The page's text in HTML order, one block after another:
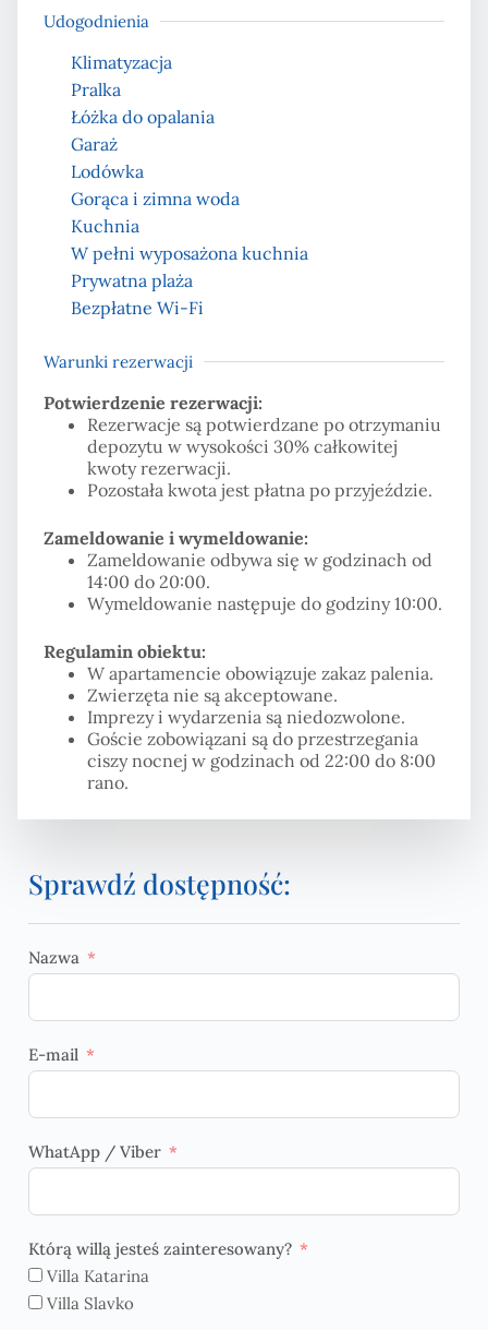
Udogodnienia
Klimatyzacja
Pralka
Łóżka do opalania
Garaż
Lodówka
Gorąca i zimna woda
Kuchnia
W pełni wyposażona kuchnia
Prywatna plaża
Bezpłatne Wi-Fi
Warunki rezerwacji
Potwierdzenie rezerwacji:
Rezerwacje są potwierdzane po otrzymaniu
depozytu w wysokości 30% całkowitej
kwoty rezerwacji.
Pozostała kwota jest płatna po przyjeździe.
Zameldowanie i wymeldowanie:
Zameldowanie odbywa się w godzinach od
14:00 do 20:00.
Wymeldowanie następuje do godziny 10:00.
Regulamin obiektu:
W apartamencie obowiązuje zakaz palenia.
Zwierzęta nie są akceptowane.
Imprezy i wydarzenia są niedozwolone.
Goście zobowiązani są do przestrzegania
ciszy nocnej w godzinach od 22:00 do 8:00
rano.
Sprawdź dostępność:
Nazwa
E-mail
WhatApp / Viber
Którą willą jesteś zainteresowany?
Villa Katarina
Villa Slavko